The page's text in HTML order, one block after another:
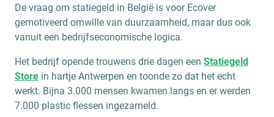
De vraag om statiegeld in België is voor Ecover
gemotiveerd omwille van duurzaamheid, maar dus ook
vanuit een bedrijfseconomische logica.
Het bedrijf opende trouwens drie dagen een Statiegeld
Store in hartje Antwerpen en toonde zo dat het echt
werkt. Bijna 3.000 mensen kwamen langs en er werden
7.000 plastic flessen ingezameld.